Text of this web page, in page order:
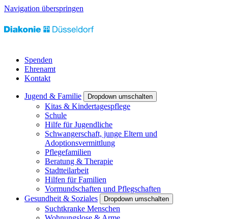
Navigation überspringen
Spenden
Ehrenamt
Kontakt
Jugend & Familie Dropdown umschalten
Kitas & Kindertagespflege
Schule
Hilfe für Jugendliche
Schwangerschaft, junge Eltern und
Adoptionsvermittlung
Pflegefamilien
Beratung & Therapie
Stadtteilarbeit
Hilfen für Familien
Vormundschaften und Pflegschaften
Gesundheit & Soziales
Dropdown umschalten
Suchtkranke Menschen